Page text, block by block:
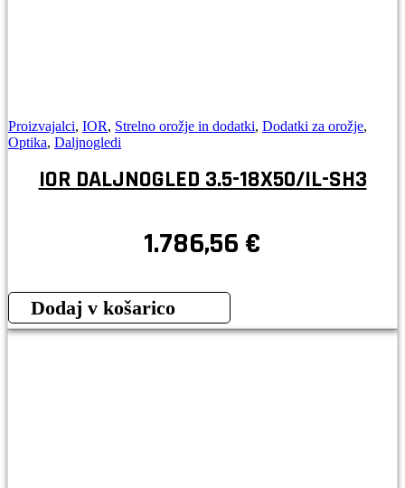
Proizvajalci, IOR, Strelno orožje in dodatki, Dodatki za orožje,
Optika, Daljnogledi
IOR DALJNOGLED 3.5-18X50/IL-SH3
1.786,56 €
Dodaj v košarico